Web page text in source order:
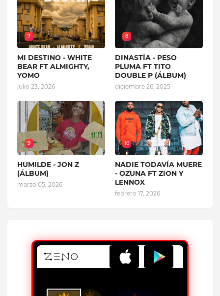
7
MI DESTINO - WHITE
BEAR FT ALMIGHTY,
YOMO
julio 23, 2026
8
DINASTÍA - PESO
PLUMA FT TITO
DOUBLE P (ÁLBUM)
diciembre 26, 2025
9
HUMILDE - JON Z
(ÁLBUM)
marzo 05, 2026
10
NADIE TODAVÍA MUERE
- OZUNA FT ZION Y
LENNOX
febrero 17, 2026